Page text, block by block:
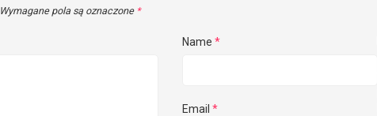
Wymagane pola są oznaczone *
Name *
Email *